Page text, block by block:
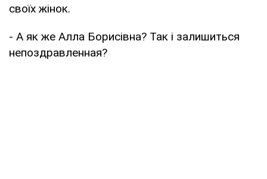
своїх жінок.
- А як же Алла Борисівна? Так і залишиться
непоздравленная?